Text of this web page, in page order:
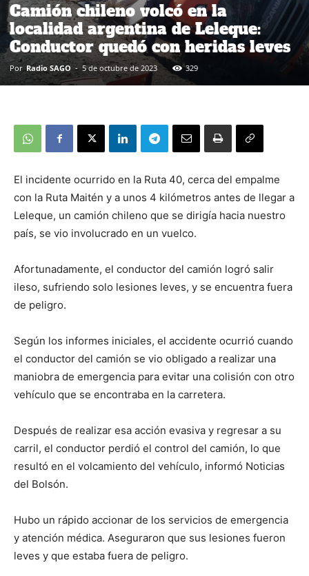
Camión chileno volcó en la
localidad argentina de Leleque:
Conductor quedó con heridas leves
Por Radio SAGO - 5 de octubre de 2023 329
El incidente ocurrido en la Ruta 40, cerca del empalme
con la Ruta Maitén y a unos 4 kilómetros antes de llegar a
Leleque, un camión chileno que se dirigía hacia nuestro
país, se vio involucrado en un vuelco.
Afortunadamente, el conductor del camión logró salir
ileso, sufriendo solo lesiones leves, y se encuentra fuera
de peligro.
Según los informes iniciales, el accidente ocurrió cuando
el conductor del camión se vio obligado a realizar una
maniobra de emergencia para evitar una colisión con otro
vehículo que se encontraba en la carretera.
Después de realizar esa acción evasiva y regresar a su
carril, el conductor perdió el control del camión, lo que
resultó en el volcamiento del vehículo, informó Noticias
del Bolsón.
Hubo un rápido accionar de los servicios de emergencia
y atención médica. Aseguraron que sus lesiones fueron
leves y que estaba fuera de peligro.